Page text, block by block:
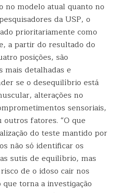
no modelo atual quanto no
da USP, o
prioritariamente como
a partir do resultado do
posições, são
mais detalhadas e
se o desequilíbrio está
alterações no
sensoriais,
fatores. “O que
do teste mantido por
não só identificar os
sutis de equilíbrio, mas
de o idoso cair nos
torna a investigação